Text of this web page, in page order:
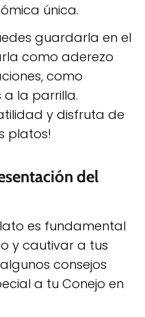
única.
guardarla en el
como aderezo
como
la parrilla.
y disfruta de
platos!
del
es fundamental
y cautivar a tus
consejos
a tu Conejo en